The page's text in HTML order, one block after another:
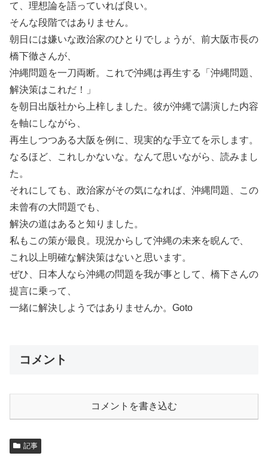
て、理想論を語っていれば良い。
そんな段階ではありません。
朝日には嫌いな政治家のひとりでしょうが、前大阪市長の
橋下徹さんが、
沖縄問題を一刀両断。これで沖縄は再生する「沖縄問題、
解決策はこれだ！」
を朝日出版社から上梓しました。彼が沖縄で講演した内容
を軸にしながら、
再生しつつある大阪を例に、現実的な手立てを示します。
なるほど、これしかないな。なんて思いながら、読みまし
た。
それにしても、政治家がその気になれば、沖縄問題、この
未曾有の大問題でも、
解決の道はあると知りました。
私もこの策が最良。現況からして沖縄の未来を睨んで、
これ以上明確な解決策はないと思います。
ぜひ、日本人なら沖縄の問題を我が事として、橋下さんの
提言に乗って、
一緒に解決しようではありませんか。Goto
コメント
コメントを書き込む
記事